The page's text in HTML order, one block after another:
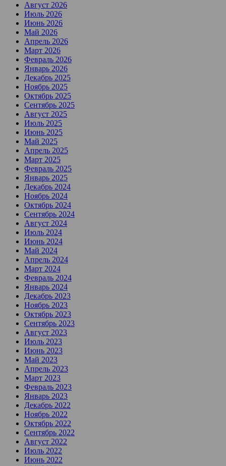
Август 2026
Июль 2026
Июнь 2026
Май 2026
Апрель 2026
Март 2026
Февраль 2026
Январь 2026
Декабрь 2025
Ноябрь 2025
Октябрь 2025
Сентябрь 2025
Август 2025
Июль 2025
Июнь 2025
Май 2025
Апрель 2025
Март 2025
Февраль 2025
Январь 2025
Декабрь 2024
Ноябрь 2024
Октябрь 2024
Сентябрь 2024
Август 2024
Июль 2024
Июнь 2024
Май 2024
Апрель 2024
Март 2024
Февраль 2024
Январь 2024
Декабрь 2023
Ноябрь 2023
Октябрь 2023
Сентябрь 2023
Август 2023
Июль 2023
Июнь 2023
Май 2023
Апрель 2023
Март 2023
Февраль 2023
Январь 2023
Декабрь 2022
Ноябрь 2022
Октябрь 2022
Сентябрь 2022
Август 2022
Июль 2022
Июнь 2022